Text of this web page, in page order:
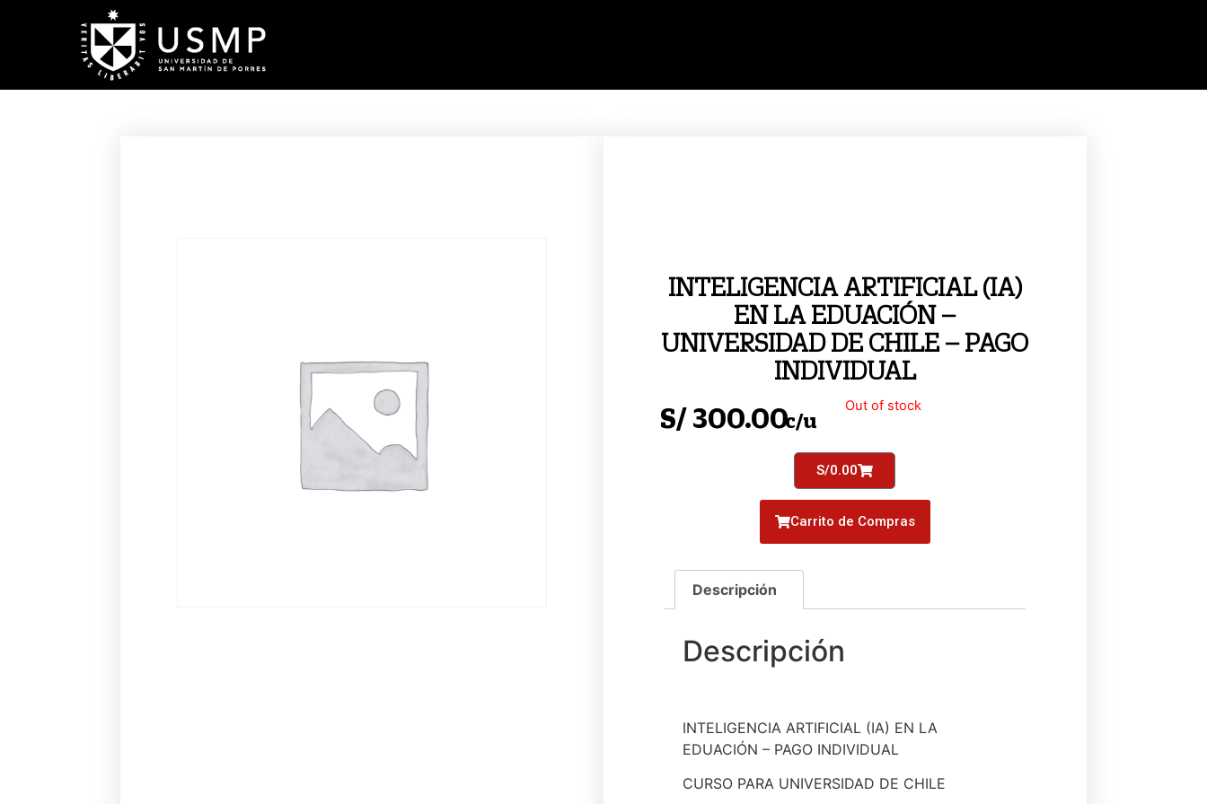
INTELIGENCIA ARTIFICIAL (IA)
EN LA EDUACIÓN –
UNIVERSIDAD DE CHILE – PAGO
INDIVIDUAL
S/ 300.00c/u
Out of stock
S/0.00
Carrito de Compras
INTELIGENCIA ARTIFICIAL (IA) EN LA
EDUACIÓN – PAGO INDIVIDUAL
CURSO PARA UNIVERSIDAD DE CHILE